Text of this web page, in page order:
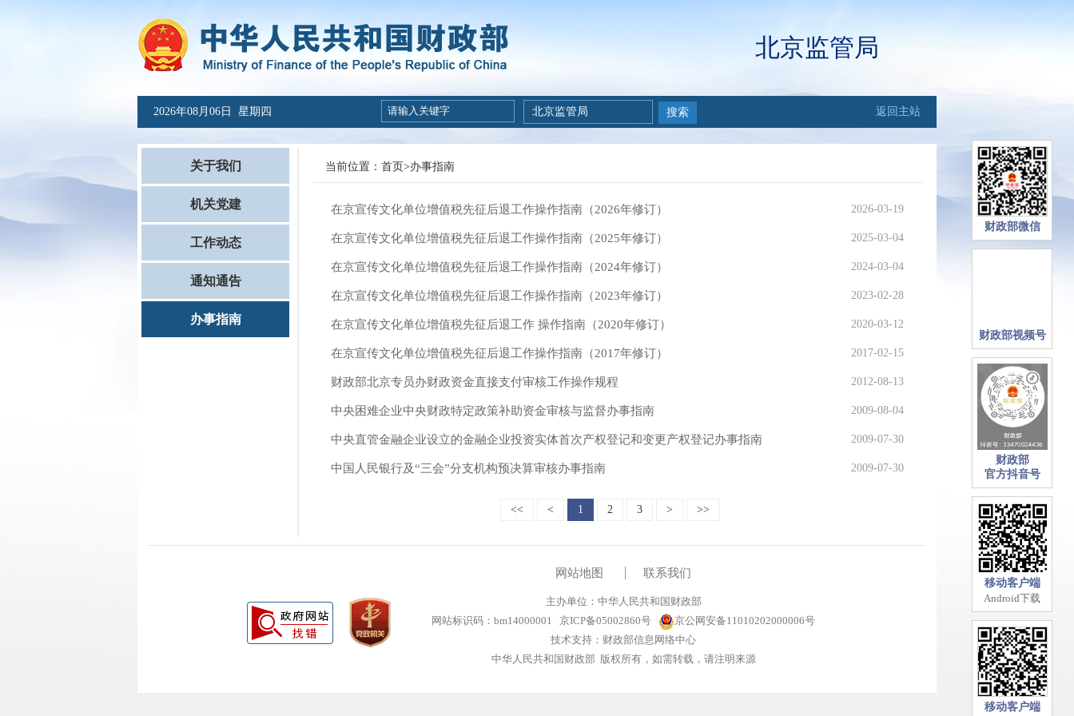
财政部微信
财政部视频号
财政部
官方抖音号
移动客户端
Android下载
移动客户端
北京监管局
2026年08月06日 星期四 北京监管局 搜索 返回主站
关于我们
机关党建
工作动态
通知通告
办事指南
当前位置： 首页>办事指南
在京宣传文化单位增值税先征后退工作操作指南（2026年修订） 2026-03-19
在京宣传文化单位增值税先征后退工作操作指南（2025年修订） 2025-03-04
在京宣传文化单位增值税先征后退工作操作指南（2024年修订） 2024-03-04
在京宣传文化单位增值税先征后退工作操作指南（2023年修订） 2023-02-28
在京宣传文化单位增值税先征后退工作 操作指南（2020年修订） 2020-03-12
在京宣传文化单位增值税先征后退工作操作指南（2017年修订） 2017-02-15
财政部北京专员办财政资金直接支付审核工作操作规程 2012-08-13
中央困难企业中央财政特定政策补助资金审核与监督办事指南 2009-08-04
中央直管金融企业设立的金融企业投资实体首次产权登记和变更产权登记办事指南 2009-07-30
中国人民银行及“三会”分支机构预决算审核办事指南 2009-07-30
<< < 1 2 3 > >>
网站地图 联系我们
主办单位：中华人民共和国财政部
网站标识码：bm14000001
京ICP备05002860号
京公网安备11010202000006号
技术支持：财政部信息网络中心
中华人民共和国财政部 版权所有，如需转载，请注明来源